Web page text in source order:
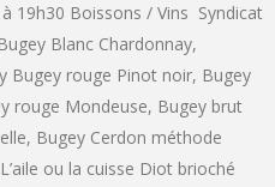
19h30 Boissons / Vins Syndicat
Blanc Chardonnay,
Bugey rouge Pinot noir, Bugey
rouge Mondeuse, Bugey brut
Bugey Cerdon méthode
ou la cuisse Diot brioché